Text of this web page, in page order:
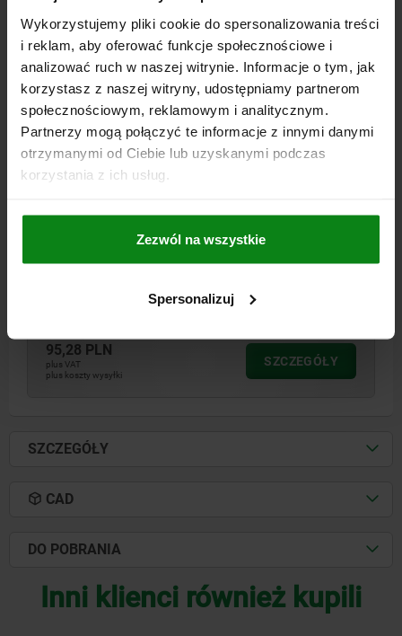
Wykorzystujemy pliki cookie do spersonalizowania treści
i reklam, aby oferować funkcje społecznościowe i
analizować ruch w naszej witrynie. Informacje o tym, jak
korzystasz z naszej witryny, udostępniamy partnerom
społecznościowym, reklamowym i analitycznym.
Partnerzy mogą połączyć te informacje z innymi danymi
otrzymanymi od Ciebie lub uzyskanymi podczas
korzystania z ich usług.
Zezwól na wszystkie
Spersonalizuj
DOCISKI MIMOŚRODOWE, FORMA:A OHNE
SPANNBLECH, M12, F=14, STAL ULEPSZENIU CIEP.
OKSYDOWANY
FORMA=A TYP FORMY=BEZ BLACHY MOCUJĄCEJ A=9,5
GWINT=M12 WYSOKOŚĆ=8 H1=18
04431-10-120
95,28 PLN
plus VAT
plus koszty wysyłki
SZCZEGÓŁY
SZCZEGÓŁY
CAD
DO POBRANIA
Inni klienci również kupili